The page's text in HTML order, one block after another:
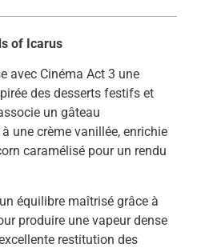
of Icarus
avec Cinéma Act 3 une
des desserts festifs et
un gâteau
une crème vanillée, enrichie
caramélisé pour un rendu
équilibre maîtrisé grâce à
produire une vapeur dense
restitution des